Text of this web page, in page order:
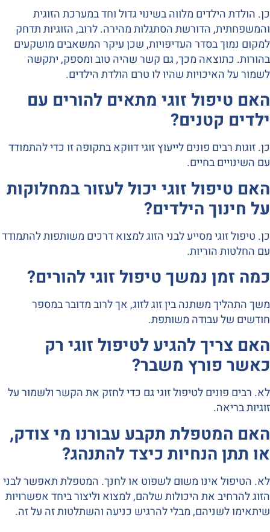
כן. הולדת הילדים מלווה בשינוי גדול וחד במערכת הזוגית
והמשפחתית, הדורשת הסתגלות מהירה. לרוב, הזוגיות תדחק
למקום נמוך בסדר העדיפויות, שכן עיקר המשאבים מושקעים
בהורות. כתוצאה מכך, גם קשר שהיה טוב ומספק, יתקשה
לשמור על האיכויות שהיו לו טרם הולדת הילדים.
האם טיפול זוגי מתאים להורים עם
ילדים קטנים?
כן. זוגות רבים פונים לייעוץ זוגי דווקא בתקופה זו כדי להתמודד
עם השינויים בחיים.
האם טיפול זוגי יכול לעזור במחלוקות
על חינוך הילדים?
כן. טיפול זוגי מסייע לבני הזוג למצוא דרכים משותפות להתמודד
עם החלטות הוריות.
כמה זמן נמשך טיפול זוגי להורים?
משך התהליך משתנה בין זוג לזוג, אך לרוב מדובר במספר
חודשים של עבודה משותפת.
האם צריך להגיע לטיפול זוגי רק
כאשר פורץ משבר?
לא. רבים פונים לטיפול זוגי גם כדי לחזק את הקשר ולשמור על
זוגיות בריאה.
האם המטפלת תקבע עבורנו מי צודק,
או תתן הנחיות כיצד להתנהג?
לא. הטיפול אינו משום לשפוט או לחנך. המטפלת תאפשר לבני
הזוג להרחיב את היכולות שלהם, למצוא וליצור ביחד אפשרויות
שיתאימו לשניהם, מבלי להרגיש כניעה והשתלטות זה על זה.